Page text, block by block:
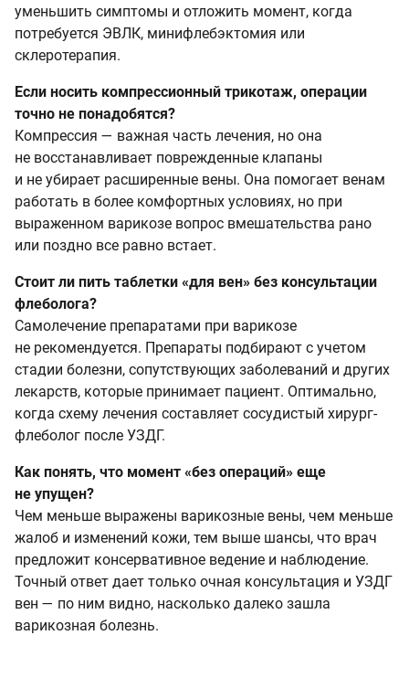
уменьшить симптомы и отложить момент, когда
потребуется ЭВЛК, минифлебэктомия или
склеротерапия.
Если носить компрессионный трикотаж, операции
точно не понадобятся?
Компрессия — важная часть лечения, но она
не восстанавливает поврежденные клапаны
и не убирает расширенные вены. Она помогает венам
работать в более комфортных условиях, но при
выраженном варикозе вопрос вмешательства рано
или поздно все равно встает.
Стоит ли пить таблетки «для вен» без консультации
флеболога?
Самолечение препаратами при варикозе
не рекомендуется. Препараты подбирают с учетом
стадии болезни, сопутствующих заболеваний и других
лекарств, которые принимает пациент. Оптимально,
когда схему лечения составляет сосудистый хирург-
флеболог после УЗДГ.
Как понять, что момент «без операций» еще
не упущен?
Чем меньше выражены варикозные вены, чем меньше
жалоб и изменений кожи, тем выше шансы, что врач
предложит консервативное ведение и наблюдение.
Точный ответ дает только очная консультация и УЗДГ
вен — по ним видно, насколько далеко зашла
варикозная болезнь.